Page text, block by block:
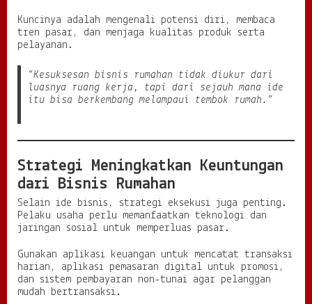
Kuncinya adalah mengenali potensi diri, membaca
tren pasar, dan menjaga kualitas produk serta
pelayanan.
“Kesuksesan bisnis rumahan tidak diukur dari
luasnya ruang kerja, tapi dari sejauh mana ide
itu bisa berkembang melampaui tembok rumah.”
Strategi Meningkatkan Keuntungan
dari Bisnis Rumahan
Selain ide bisnis, strategi eksekusi juga penting.
Pelaku usaha perlu memanfaatkan teknologi dan
jaringan sosial untuk memperluas pasar.
Gunakan aplikasi keuangan untuk mencatat transaksi
harian, aplikasi pemasaran digital untuk promosi,
dan sistem pembayaran non-tunai agar pelanggan
mudah bertransaksi.